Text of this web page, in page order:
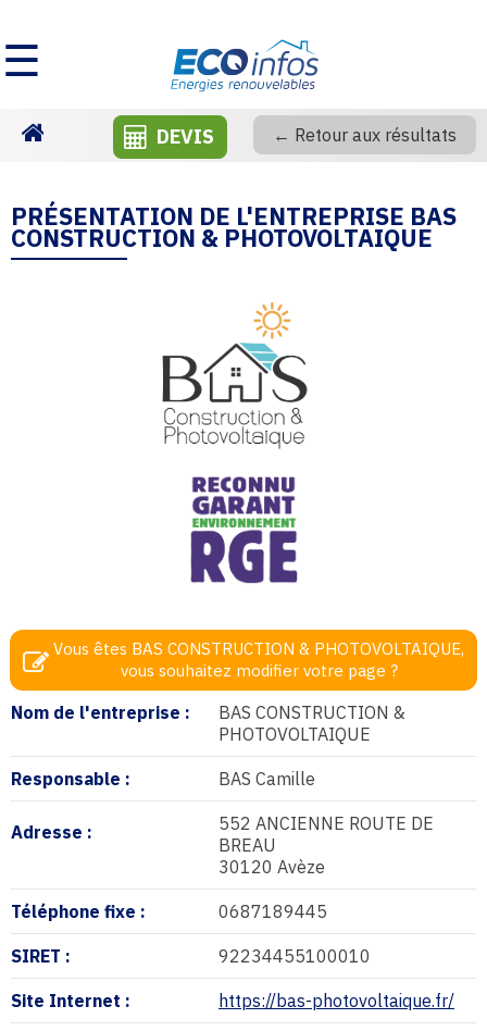
☰
DEVIS ← Retour aux résultats
PRÉSENTATION DE L'ENTREPRISE BAS
CONSTRUCTION & PHOTOVOLTAIQUE
Nom de l'entreprise :
BAS CONSTRUCTION &
PHOTOVOLTAIQUE
Responsable : BAS Camille
Adresse :
552 ANCIENNE ROUTE DE
BREAU
30120 Avèze
Téléphone fixe : 0687189445
SIRET : 92234455100010
Site Internet : https://bas-photovoltaique.fr/
Vous êtes BAS CONSTRUCTION & PHOTOVOLTAIQUE,
vous souhaitez modifier votre page ?